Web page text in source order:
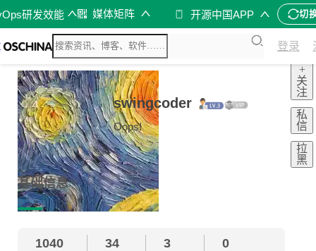
研发效能 媒体矩阵 开源中国APP 切
登录
swingcoder
Oops!
+
关
注
私
信
拉
黑
基础信息
1040 34 3 0